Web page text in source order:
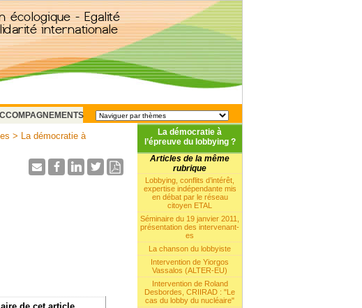
La démocratie à
l’épreuve du lobbying ?
Articles de la même
rubrique
Lobbying, conflits d’intérêt,
expertise indépendante mis
en débat par le réseau
citoyen ETAL
Séminaire du 19 janvier 2011,
présentation des intervenant-
es
La chanson du lobbyiste
Intervention de Yiorgos
Vassalos (ALTER-EU)
Intervention de Roland
Desbordes, CRIIRAD : "Le
cas du lobby du nucléaire"
> La démocratie à